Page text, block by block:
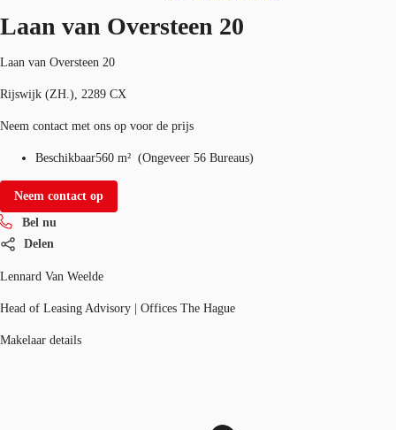
Laan van Oversteen 20
Laan van Oversteen 20
Rijswijk (ZH.), 2289 CX
Neem contact met ons op voor de prijs
Beschikbaar560 m² (Ongeveer 56 Bureaus)
Neem contact op
Bel nu
Delen
Lennard Van Weelde
Head of Leasing Advisory | Offices The Hague
Makelaar details